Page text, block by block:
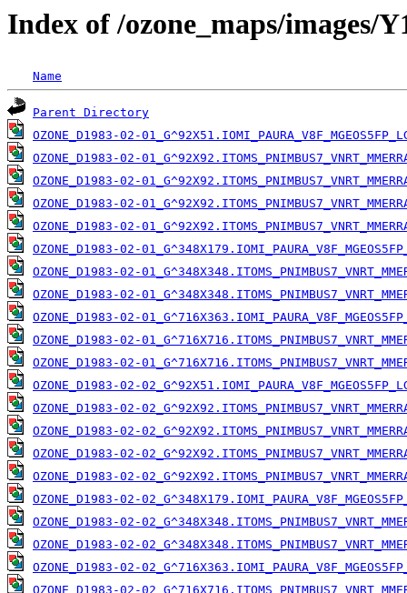
Index of /ozone_maps/images/
Name
Parent Directory
OZONE_D1983-02-
OZONE_D1983-02-
OZONE_D1983-02-
OZONE_D1983-02-
OZONE_D1983-02-
OZONE_D1983-02-
OZONE_D1983-02-
OZONE_D1983-02-
OZONE_D1983-02-
OZONE_D1983-02-
OZONE_D1983-02-
OZONE_D1983-02-
OZONE_D1983-02-
OZONE_D1983-02-
OZONE_D1983-02-
OZONE_D1983-02-
OZONE_D1983-02-
OZONE_D1983-02-
OZONE_D1983-02-
OZONE_D1983-02-
OZONE_D1983-02-